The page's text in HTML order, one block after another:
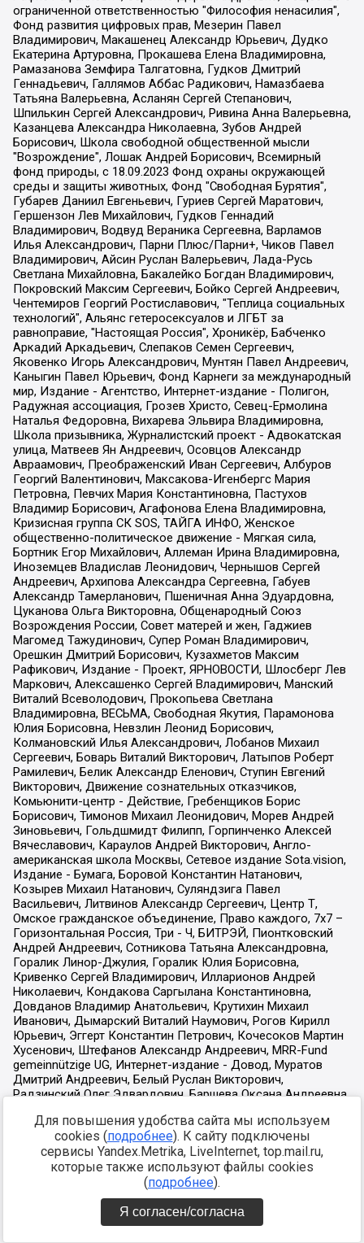
Для повышения удобства сайта мы используем
cookies (подробнее). К сайту подключены
сервисы Yandex.Metrika, LiveInternet, top.mail.ru,
которые также используют файлы cookies
(подробнее).
Я согласен/согласна